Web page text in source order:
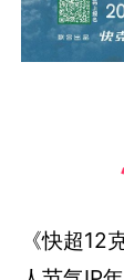
《快超12